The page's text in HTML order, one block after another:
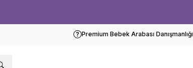
Premium Bebek Arabası Danışmanlığı